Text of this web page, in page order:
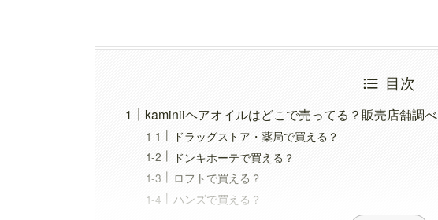
目次
kaminiiヘアオイルはどこで売ってる？販売店舗調べ
ドラッグストア・薬局で買える？
ドンキホーテで買える？
ロフトで買える？
ハンズで買える？